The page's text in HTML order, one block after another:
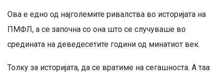
Ова е едно од најголемите ривалства во историјата на
ПМФЛ, а се започна со она што се случуваше во
средината на деведесетите години од минатиот век.
Толку за историјата, да се вратиме на сегашноста. А таа